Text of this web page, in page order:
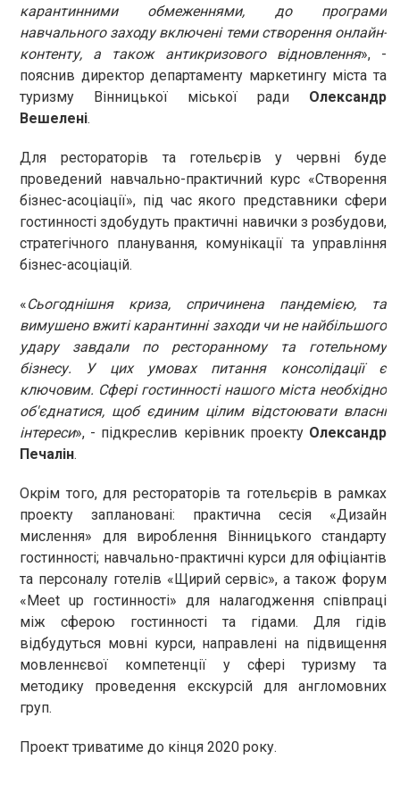
карантинними обмеженнями, до програми
навчального заходу включені теми створення онлайн-
контенту, а також антикризового відновлення», -
пояснив директор департаменту маркетингу міста та
туризму Вінницької міської ради Олександр
Вешелені.
Для рестораторів та готельєрів у червні буде
проведений навчально-практичний курс «Створення
бізнес-асоціації», під час якого представники сфери
гостинності здобудуть практичні навички з розбудови,
стратегічного планування, комунікації та управління
бізнес-асоціацій.
«Сьогоднішня криза, спричинена пандемією, та
вимушено вжиті карантинні заходи чи не найбільшого
удару завдали по ресторанному та готельному
бізнесу. У цих умовах питання консолідації є
ключовим. Сфері гостинності нашого міста необхідно
об'єднатися, щоб єдиним цілим відстоювати власні
інтереси», - підкреслив керівник проекту Олександр
Печалін.
Окрім того, для рестораторів та готельєрів в рамках
проекту заплановані: практична сесія «Дизайн
мислення» для вироблення Вінницького стандарту
гостинності; навчально-практичні курси для офіціантів
та персоналу готелів «Щирий сервіс», а також форум
«Meet up гостинності» для налагодження співпраці
між сферою гостинності та гідами. Для гідів
відбудуться мовні курси, направлені на підвищення
мовленнєвої компетенції у сфері туризму та
методику проведення екскурсій для англомовних
груп.
Проект триватиме до кінця 2020 року.